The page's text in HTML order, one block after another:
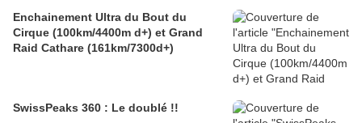
Enchainement Ultra du Bout du
Cirque (100km/4400m d+) et Grand
Raid Cathare (161km/7300d+)
SwissPeaks 360 : Le doublé !!